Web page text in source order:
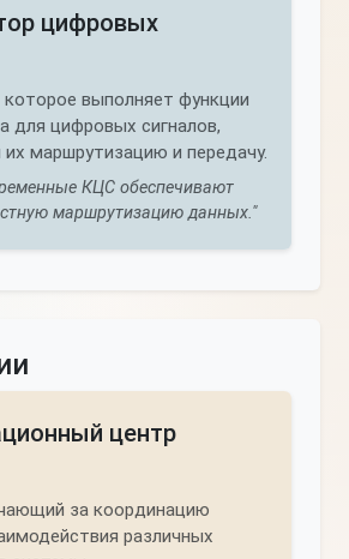
цифровых
выполняет функции
для цифровых сигналов,
их маршрутизацию и передачу.
КЦС обеспечивают
маршрутизацию данных."
центр
за координацию
различных